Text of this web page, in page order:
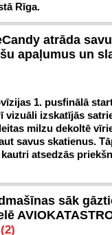
Rīga.
atrāda
apaļumus un
1. pusfinālā
vizuāli izskatījās
milzu dekoltē
savus skatienus.
atsedzās
sāk
(2)